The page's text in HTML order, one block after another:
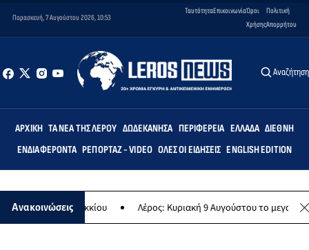
Παρασκευή, 7 Αυγούστου 2026, 10:53
ΤαυτότηταΕπικοινωνίαΌροι
Χρήσης
Πολιτική
Απορρήτου
Αναζήτηση
ΑΡΧΙΚΉ ΤΑ ΝΈΑ ΤΗΣ ΛΈΡΟΥ ΔΩΔΕΚΆΝΗΣΑ ΠΕΡΙΦΈΡΕΙΑ ΕΛΛΆΔΑ ΔΙΕΘΝΉ
ΕΝΔΙΑΦΈΡΟΝΤΑ ΡΕΠΟΡΤΆΖ - VIDEO ΌΛΕΣ ΟΙ ΕΙΔΉΣΕΙΣ ENGLISH EDITION
Ανακοινώσεις
Λακκίου Λέρος: Κυριακή 9 Αυγούστου το μεγαλύτερο